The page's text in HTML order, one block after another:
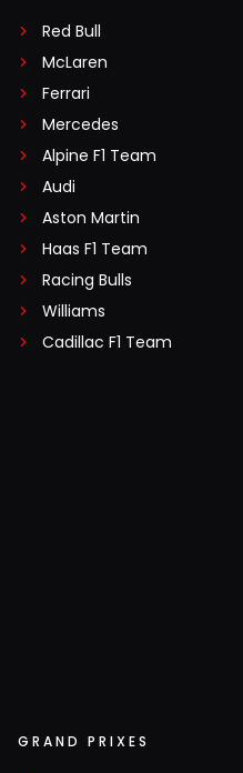
Red Bull
McLaren
Ferrari
Mercedes
Alpine F1 Team
Audi
Aston Martin
Haas F1 Team
Racing Bulls
Williams
Cadillac F1 Team
GRAND PRIXES